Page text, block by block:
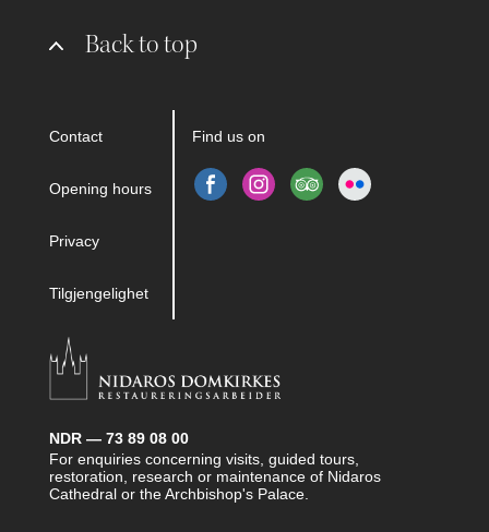
Back to top
Contact
Opening hours
Privacy
Tilgjengelighet
Find us on
NDR — 73 89 08 00
For enquiries concerning visits, guided tours,
restoration, research or maintenance of Nidaros
Cathedral or the Archbishop's Palace.